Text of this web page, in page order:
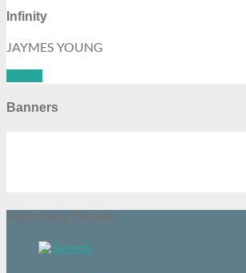
Infinity
JAYMES YOUNG
Banners
Upcoming Shows